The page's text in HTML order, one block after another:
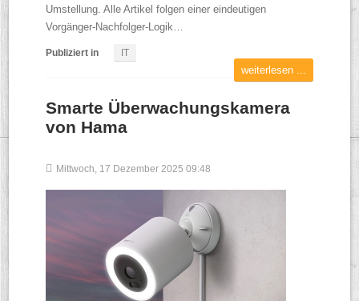
Umstellung. Alle Artikel folgen einer eindeutigen
Vorgänger-Nachfolger-Logik…
Publiziert in IT
weiterlesen ...
Smarte Überwachungskamera
von Hama
Mittwoch, 17 Dezember 2025 09:48